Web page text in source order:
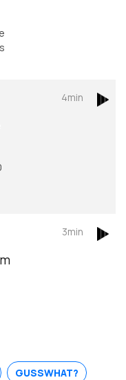
4min
3min
GUSSWHAT?